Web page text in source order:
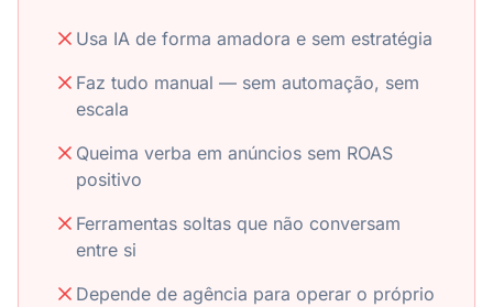
Usa IA de forma amadora e sem estratégia
Faz tudo manual — sem automação, sem
escala
Queima verba em anúncios sem ROAS
positivo
Ferramentas soltas que não conversam
entre si
Depende de agência para operar o próprio